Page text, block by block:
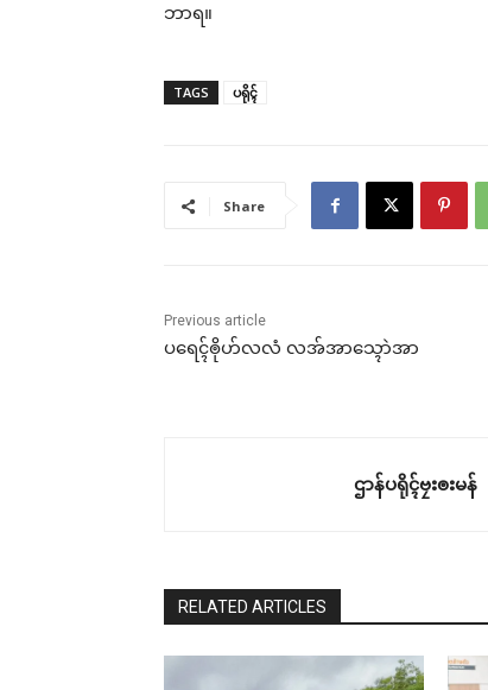
ဘာရ။
TAGS ပရိုၚ်
Share
Previous article
ပရေၚ်ၜိုဟ်လလံ လအ်အာသ္ၚောဲအာ
ဌာန်ပရိုၚ်ဗၠးၜးမန်
RELATED ARTICLES